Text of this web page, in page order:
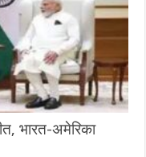
भारत-अमेरिका